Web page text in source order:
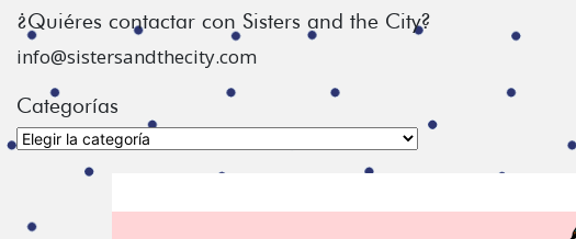
¿Quiéres contactar con Sisters and the City?
info@sistersandthecity.com
Categorías
Categorías